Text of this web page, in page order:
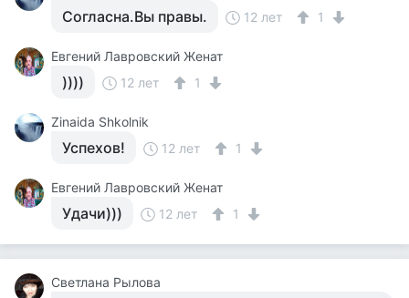
Согласна.Вы правы. 12 лет 1
Евгений Лавровский Женат
)))) 12 лет 1
Zinaida Shkolnik
Успехов! 12 лет 1
Евгений Лавровский Женат
Удачи))) 12 лет 1
Светлана Рылова